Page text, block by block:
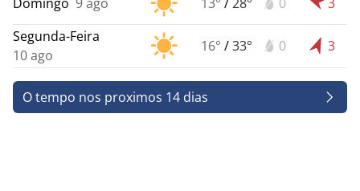
Segunda-Feira
10 ago
16° /33° 0 3
O tempo nos proximos 14 dias